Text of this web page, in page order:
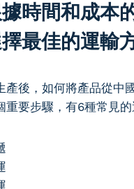
時間和成本
最佳的運輸
產後，如何將產品從中
重要步驟，有6種常見的